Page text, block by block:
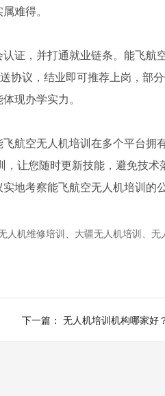
难得。
证，并打通就业链条。能飞航
协议，结业即可推荐上岗，部
现办学实力。
航空无人机培训在多个平台拥
让您随时更新技能，避免技术
地考察能飞航空无人机培训的
机维修培训、大疆无人机培训、无
下一篇：